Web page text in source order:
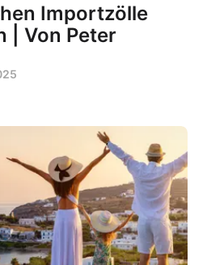
Importzölle
| Von Peter